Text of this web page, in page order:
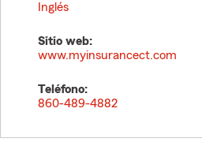
Inglés
Sitio web:
www.myinsurancect.com
Teléfono:
860-489-4882